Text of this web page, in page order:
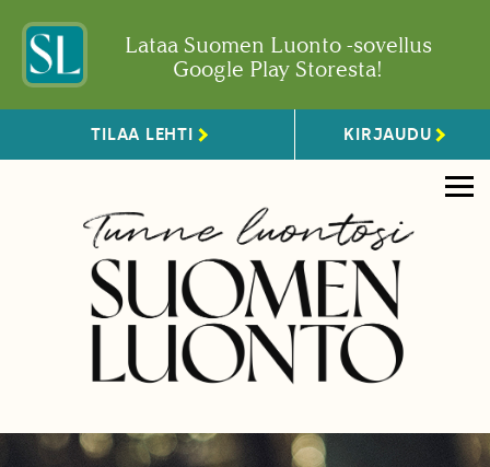
Lataa Suomen Luonto -sovellus
Google Play Storesta!
TILAA LEHTI KIRJAUDU